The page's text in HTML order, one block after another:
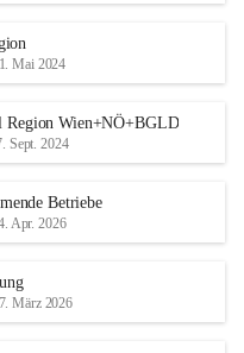
Mai 2024
Region Wien+NÖ+BGLD
Sept. 2024
Betriebe
Apr. 2026
März 2026